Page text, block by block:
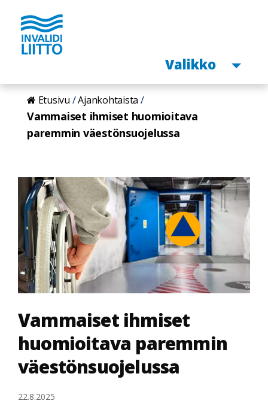
Hyppää
pääsisältöön
Avaa
Valikko
Etusivu Ajankohtaista
Vammaiset ihmiset huomioitava
paremmin väestönsuojelussa
Vammaiset ihmiset
huomioitava paremmin
väestönsuojelussa
22.8.2025